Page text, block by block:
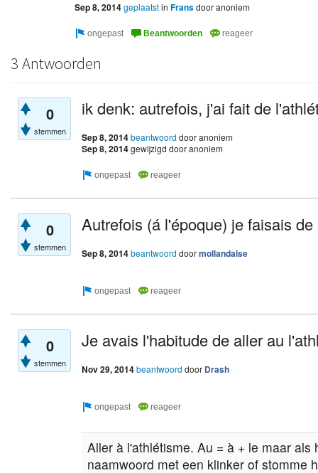
Sep 8, 2014geplaatstin Fransdooranoniem
3 Antwoorden
0
stemmen
ik denk: autrefois, j'ai fait de
Sep 8, 2014beantwoord dooranoniem
Sep 8, 2014gewijzigd dooranoniem
0
stemmen
Autrefois (á l'époque) je faisais
Sep 8, 2014beantwoord doormollandaise
0
stemmen
Je avais l'habitude de aller au
Nov 29, 2014beantwoord door Drash
Aller à l'athlétisme. Au = à + le maar als
naamwoord met een klinker of stomme